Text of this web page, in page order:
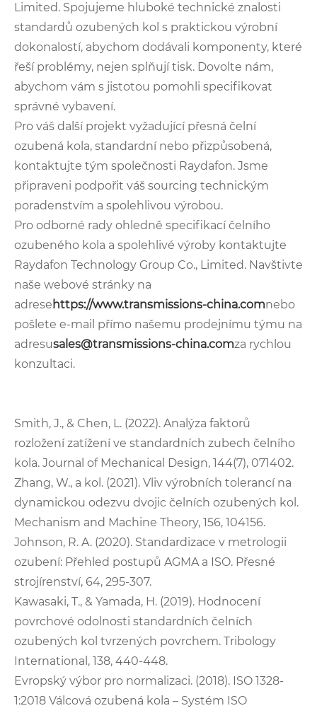
Limited. Spojujeme hluboké technické znalosti
standardů ozubených kol s praktickou výrobní
dokonalostí, abychom dodávali komponenty, které
řeší problémy, nejen splňují tisk. Dovolte nám,
abychom vám s jistotou pomohli specifikovat
správné vybavení.
Pro váš další projekt vyžadující přesná čelní
ozubená kola, standardní nebo přizpůsobená,
kontaktujte tým společnosti Raydafon. Jsme
připraveni podpořit váš sourcing technickým
poradenstvím a spolehlivou výrobou.
Pro odborné rady ohledně specifikací čelního
ozubeného kola a spolehlivé výroby kontaktujte
Raydafon Technology Group Co., Limited. Navštivte
naše webové stránky na
adrese https://www.transmissions-china.comnebo
pošlete e-mail přímo našemu prodejnímu týmu na
adresusales@transmissions-china.comza rychlou
konzultaci.
Smith, J., & Chen, L. (2022). Analýza faktorů
rozložení zatížení ve standardních zubech čelního
kola. Journal of Mechanical Design, 144(7), 071402.
Zhang, W., a kol. (2021). Vliv výrobních tolerancí na
dynamickou odezvu dvojic čelních ozubených kol.
Mechanism and Machine Theory, 156, 104156.
Johnson, R. A. (2020). Standardizace v metrologii
ozubení: Přehled postupů AGMA a ISO. Přesné
strojírenství, 64, 295-307.
Kawasaki, T., & Yamada, H. (2019). Hodnocení
povrchové odolnosti standardních čelních
ozubených kol tvrzených povrchem. Tribology
International, 138, 440-448.
Evropský výbor pro normalizaci. (2018). ISO 1328-
1:2018 Válcová ozubená kola – Systém ISO